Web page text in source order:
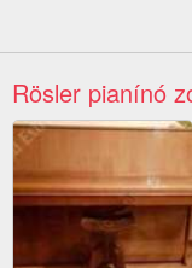
Rösler pianínó